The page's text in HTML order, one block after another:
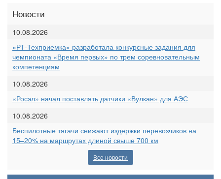
Новости
10.08.2026
«РТ-Техприемка» разработала конкурсные задания для
чемпионата «Время первых» по трем соревновательным
компетенциям
10.08.2026
«Росэл» начал поставлять датчики «Вулкан» для АЭС
10.08.2026
Беспилотные тягачи снижают издержки перевозчиков на
15–20% на маршрутах длиной свыше 700 км
Все новости